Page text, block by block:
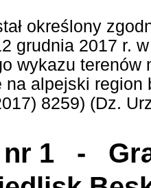
określony
grudnia 2017 r.
wykazu
na alpejski
8259) (Dz.
nr 1-